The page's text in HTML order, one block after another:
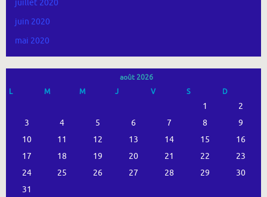
juillet 2020
juin 2020
mai 2020
août 2026
L
M M J V S D
1
2
3
4 5 6 7 8
9
10
11 12 13 14 15
16
17
18 19 20 21 22
23
24
25 26 27 28 29
30
31